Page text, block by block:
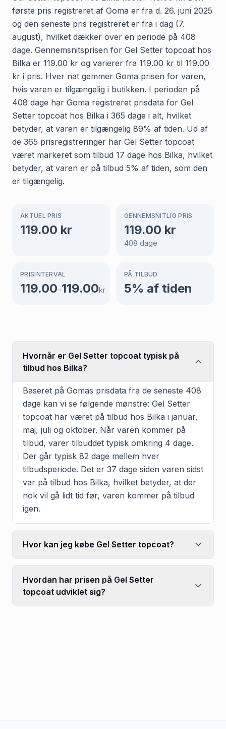
første pris registreret af Goma er fra d. 26. juni 2025
og den seneste pris registreret er fra i dag (7.
august), hvilket dækker over en periode på 408
dage. Gennemsnitsprisen for Gel Setter topcoat hos
Bilka er 119.00 kr og varierer fra 119.00 kr til 119.00
kr i pris. Hver nat gemmer Goma prisen for varen,
hvis varen er tilgængelig i butikken. I perioden på
408 dage har Goma registreret prisdata for Gel
Setter topcoat hos Bilka i 365 dage i alt, hvilket
betyder, at varen er tilgængelig 89% af tiden. Ud af
de 365 prisregistreringer har Gel Setter topcoat
været markeret som tilbud 17 dage hos Bilka, hvilket
betyder, at varen er på tilbud 5% af tiden, som den
er tilgængelig.
AKTUEL PRIS
119.00 kr
GENNEMSNITLIG PRIS
119.00 kr
408 dage
PRISINTERVAL
119.00–119.00kr
PÅ TILBUD
5% af tiden
Hvornår er Gel Setter topcoat typisk på
tilbud hos Bilka?
Baseret på Gomas prisdata fra de seneste 408
dage kan vi se følgende mønstre: Gel Setter
topcoat har været på tilbud hos Bilka i januar,
maj, juli og oktober. Når varen kommer på
tilbud, varer tilbuddet typisk omkring 4 dage.
Der går typisk 82 dage mellem hver
tilbudsperiode. Det er 37 dage siden varen sidst
var på tilbud hos Bilka, hvilket betyder, at der
nok vil gå lidt tid før, varen kommer på tilbud
igen.
Hvor kan jeg købe Gel Setter topcoat?
Hvordan har prisen på Gel Setter
topcoat udviklet sig?